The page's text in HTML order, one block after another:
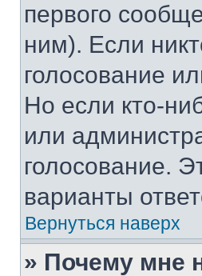
первого
ним). Если
голосование
Но если кто-
или
голосование.
варианты
Вернуться наверх
» Почему мне